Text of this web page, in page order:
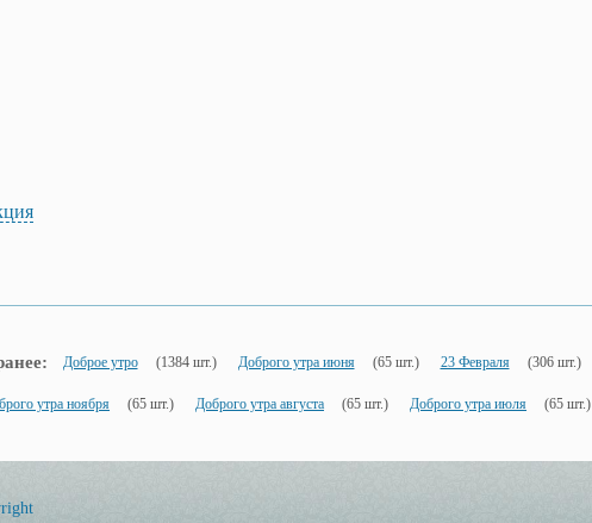
Доброе утро (1384 шт.) Доброго утра июня (65 шт.) 23 Февраля (306 шт.)
утра ноября (65 шт.) Доброго утра августа (65 шт.) Доброго утра июля (65 шт.)